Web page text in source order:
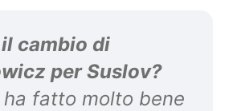
cambio di
per Suslov?
ha fatto molto bene